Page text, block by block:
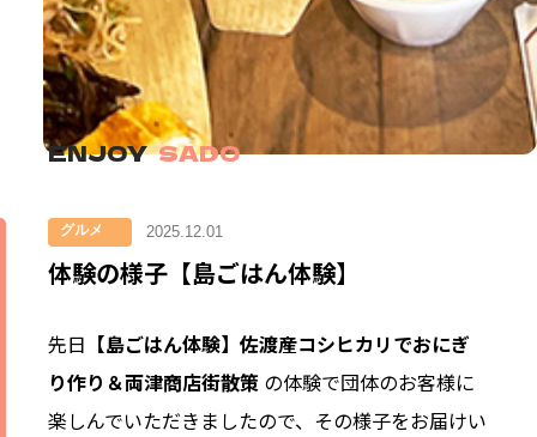
ENJOYSADO
グルメ 2025.12.01
体験の様子【島ごはん体験】
先日 【島ごはん体験】佐渡産コシヒカリでおにぎ
り作り＆両津商店街散策 の体験で団体のお客様に
楽しんでいただきましたので、その様子をお届けい